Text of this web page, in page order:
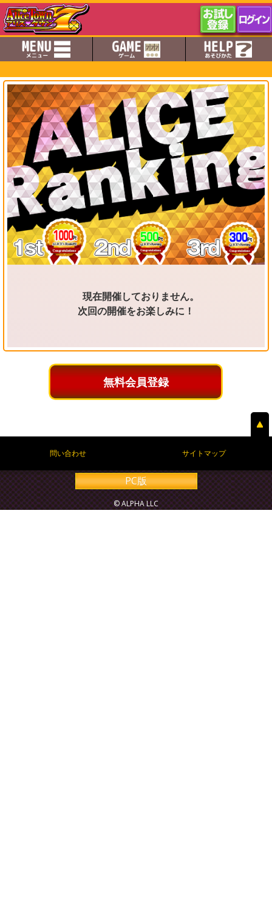
現在開催しておりません。
次回の開催をお楽しみに！
無料会員登録
問い合わせ サイトマップ
PC版
© ALPHA LLC